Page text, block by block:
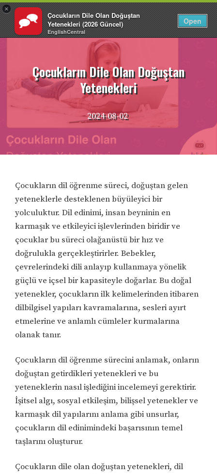
×
Çocukların Dile Olan Doğuştan
Yetenekleri (2026 Güncel)
EnglishCentral
Open
Giriş Yap TR
İçeriğe
Çocukların Dile Olan Doğuştan
Yetenekleri
2024-08-02
Çocukların dil öğrenme süreci, doğuştan gelen
yeteneklerle desteklenen büyüleyici bir
yolculuktur. Dil edinimi, insan beyninin en
karmaşık ve etkileyici işlevlerinden biridir ve
çocuklar bu süreci olağanüstü bir hız ve
doğrulukla gerçekleştirirler. Bebekler,
çevrelerindeki dili anlayıp kullanmaya yönelik
güçlü ve içsel bir kapasiteyle doğarlar. Bu doğal
yetenekler, çocukların ilk kelimelerinden itibaren
dilbilgisel yapıları kavramalarına, sesleri ayırt
etmelerine ve anlamlı cümleler kurmalarına
olanak tanır.
Çocukların dil öğrenme sürecini anlamak, onların
doğuştan getirdikleri yetenekleri ve bu
yeteneklerin nasıl işlediğini incelemeyi gerektirir.
İşitsel algı, sosyal etkileşim, bilişsel yetenekler ve
karmaşık dil yapılarını anlama gibi unsurlar,
çocukların dil edinimindeki başarısının temel
taşlarını oluşturur.
Çocukların dile olan doğuştan yetenekleri, dil